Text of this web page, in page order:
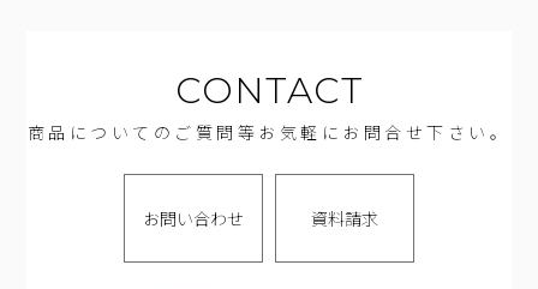
CONTACT
商品についてのご質問等お気軽にお問合せ下さい。
お問い合わせ 資料請求